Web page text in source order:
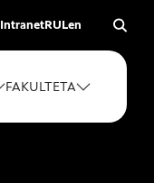
IntranetRULen
FAKULTETA